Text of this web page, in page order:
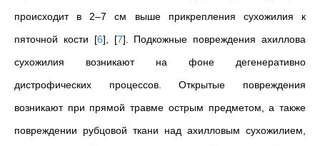
происходит в 2–7 см выше прикрепления сухожилия к
пяточной кости [6] [7] . Подкожные повреждения ахиллова
сухожилия возникают на фоне дегенеративно
дистрофических процессов. Открытые повреждения
возникают при прямой травме острым предметом, а также
повреждении рубцовой ткани над ахилловым сухожилием,